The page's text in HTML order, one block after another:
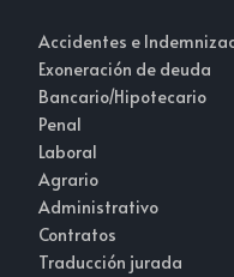
Accidentes e
Exoneración de deuda
Bancario/Hipotecario
Penal
Laboral
Agrario
Administrativo
Contratos
Traducción jurada